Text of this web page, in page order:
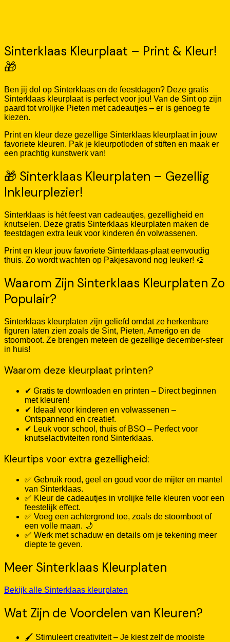
Sinterklaas Kleurplaat – Print & Kleur!
🎁
Ben jij dol op Sinterklaas en de feestdagen? Deze gratis
Sinterklaas kleurplaat is perfect voor jou! Van de Sint op zijn
paard tot vrolijke Pieten met cadeautjes – er is genoeg te
kiezen.
Print en kleur deze gezellige Sinterklaas kleurplaat in jouw
favoriete kleuren. Pak je kleurpotloden of stiften en maak er
een prachtig kunstwerk van!
🎁 Sinterklaas Kleurplaten – Gezellig
Inkleurplezier!
Sinterklaas is hét feest van cadeautjes, gezelligheid en
knutselen. Deze gratis Sinterklaas kleurplaten maken de
feestdagen extra leuk voor kinderen én volwassenen.
Print en kleur jouw favoriete Sinterklaas-plaat eenvoudig
thuis. Zo wordt wachten op Pakjesavond nog leuker! 🎨
Waarom Zijn Sinterklaas Kleurplaten Zo
Populair?
Sinterklaas kleurplaten zijn geliefd omdat ze herkenbare
figuren laten zien zoals de Sint, Pieten, Amerigo en de
stoomboot. Ze brengen meteen de gezellige december-sfeer
in huis!
Waarom deze kleurplaat printen?
✔ Gratis te downloaden en printen – Direct beginnen
met kleuren!
✔ Ideaal voor kinderen en volwassenen –
Ontspannend en creatief.
✔ Leuk voor school, thuis of BSO – Perfect voor
knutselactiviteiten rond Sinterklaas.
Kleurtips voor extra gezelligheid:
✅ Gebruik rood, geel en goud voor de mijter en mantel
van Sinterklaas.
✅ Kleur de cadeautjes in vrolijke felle kleuren voor een
feestelijk effect.
✅ Voeg een achtergrond toe, zoals de stoomboot of
een volle maan. 🌙
✅ Werk met schaduw en details om je tekening meer
diepte te geven.
Meer Sinterklaas Kleurplaten
Bekijk alle Sinterklaas kleurplaten
Wat Zijn de Voordelen van Kleuren?
🖌️ Stimuleert creativiteit – Je kiest zelf de mooiste